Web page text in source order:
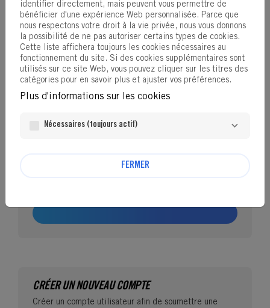
IDENTIFICATION
SE CONNECTER
Si vous avez déjà un compte utilisateur BRP, entrez
votre adresse email et votre mot de passe ci-dessous.
Email:
CRÉER UN NOUVEAU COMPTE
Créer un compte utilisateur afin de soumettre une
identifier directement, mais peuvent vous permettre de
bénéficier d'une expérience Web personnalisée. Parce que
nous respectons votre droit à la vie privée, nous vous donnons
la possibilité de ne pas autoriser certains types de cookies.
Cette liste affichera toujours les cookies nécessaires au
fonctionnement du site. Si des cookies supplémentaires sont
utilisés sur ce site Web, vous pouvez cliquer sur les titres des
catégories pour en savoir plus et ajuster vos préférences.
Plus d'informations sur les cookies
Nécessaires (toujours actif)
FERMER